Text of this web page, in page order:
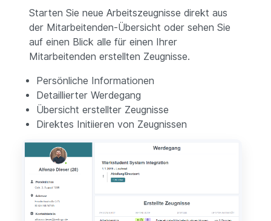
Starten Sie neue Arbeitszeugnisse direkt aus
der Mitarbeitenden-Übersicht oder sehen Sie
auf einen Blick alle für einen Ihrer
Mitarbeitenden erstellten Zeugnisse.
Persönliche Informationen
Detaillierter Werdegang
Übersicht erstellter Zeugnisse
Direktes Initiieren von Zeugnissen